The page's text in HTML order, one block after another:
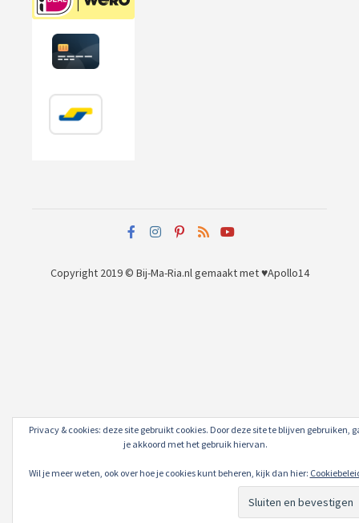
Privacy & cookies: deze site gebruikt cookies. Door deze site te blijven gebruiken,
je akkoord met het gebruik hiervan.
Wil je meer weten, ook over hoe je cookies kunt beheren, kijk dan hier:
Copyright 2019 © Bij-Ma-Ria.nlgemaakt met ♥Apollo14